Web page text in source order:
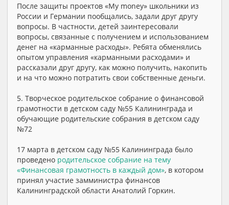
После защиты проектов «My money» школьники из
России и Германии пообщались, задали друг другу
вопросы. В частности, детей заинтересовали
вопросы, связанные с получением и использованием
денег на «карманные расходы». Ребята обменялись
опытом управления «карманными расходами» и
рассказали друг другу, как можно получить, накопить
и на что можно потратить свои собственные деньги.
5. Творческое родительское собрание о финансовой
грамотности в детском саду №55 Калининграда и
обучающие родительские собрания в детском саду
№72
17 марта в детском саду №55 Калининграда было
проведено родительское собрание на тему
«Финансовая грамотность в каждый дом», в котором
принял участие замминистра финансов
Калининградской области Анатолий Горкин.